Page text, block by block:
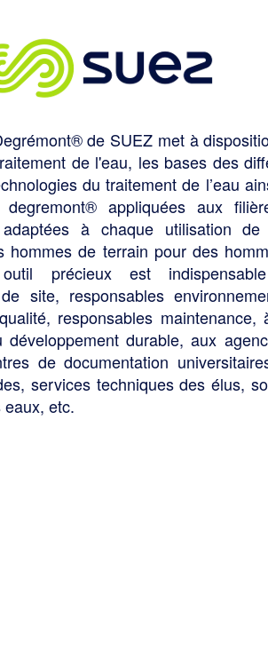
de SUEZ met à
de l'eau, les bases des
du traitement de l’eau
degremont® appliquées aux
à chaque utilisation de
hommes de terrain pour des
précieux est
site, responsables
responsables maintenance,
développement durable, aux
de documentation
services techniques des élus,
etc.